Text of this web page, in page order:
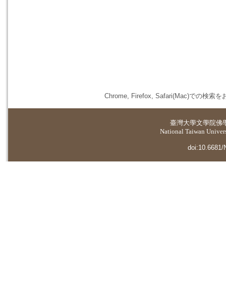
Chrome, Firefox, Safari(Mac)での検索を
臺灣大學文學院佛
National Taiwan
doi:10.6681/